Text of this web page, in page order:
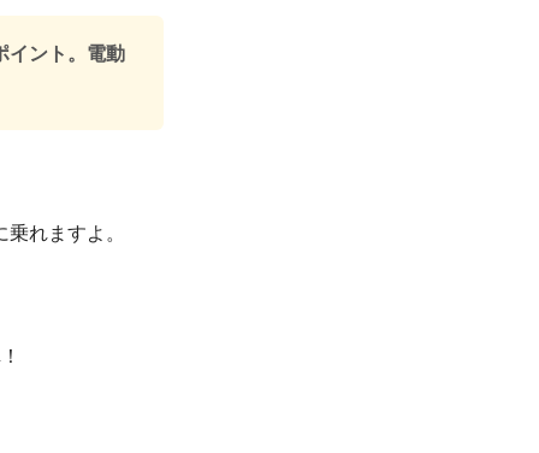
イント。電動
れますよ。